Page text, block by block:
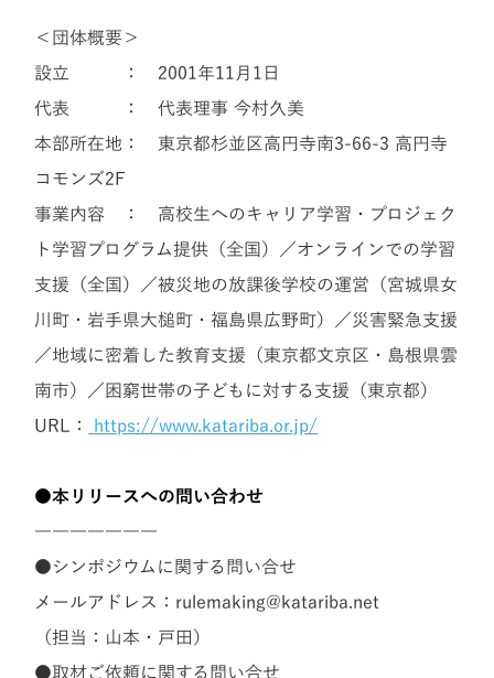
＜団体概要＞
設立 ： 2001年11月1日
代表 ： 代表理事 今村久美
本部所在地： 東京都杉並区高円寺南3-66-3 高円寺
コモンズ2F
事業内容 ： 高校生へのキャリア学習・プロジェク
ト学習プログラム提供（全国）／オンラインでの学習
支援（全国）／被災地の放課後学校の運営（宮城県女
川町・岩手県大槌町・福島県広野町）／災害緊急支援
／地域に密着した教育支援（東京都文京区・島根県雲
南市）／困窮世帯の子どもに対する支援（東京都）
URL：
https://www.katariba.or.jp/
●本リリースへの問い合わせ
―――――――
●シンポジウムに関する問い合せ
メールアドレス：rulemaking@katariba.net
（担当：山本・戸田）
●取材ご依頼に関する問い合せ